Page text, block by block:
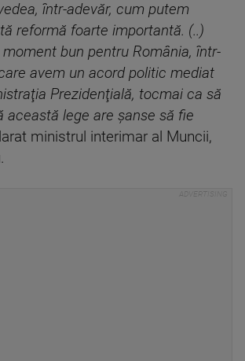
într-adevăr, cum putem
reformă foarte importantă. (..)
bun pentru România, într-
avem un acord politic mediat
Prezidenţială, tocmai ca să
această lege are şanse să fie
ministrul interimar al Muncii,